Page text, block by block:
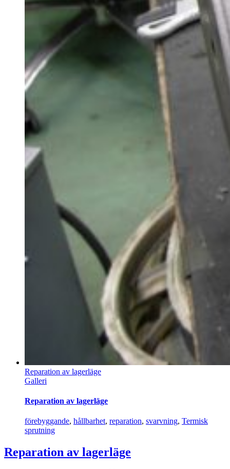
Reparation av lagerläge
Galleri
Reparation av lagerläge
förebyggande, hållbarhet, reparation, svarvning, Termisk
sprutning
Reparation av lagerläge